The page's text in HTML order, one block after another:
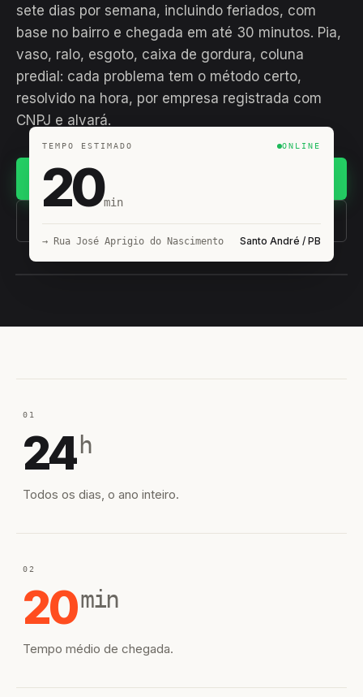
sete dias por semana, incluindo feriados, com
base no bairro e chegada em até 30 minutos. Pia,
vaso, ralo, esgoto, caixa de gordura, coluna
predial: cada problema tem o método certo,
resolvido na hora, por empresa registrada com
CNPJ e alvará.
(11) 93407-8838
TEMPO ESTIMADO ONLINE
20min
→ Rua José Aprigio do Nascimento Santo André / PB
01
24 h
Todos os dias, o ano inteiro.
02
20min
Tempo médio de chegada.